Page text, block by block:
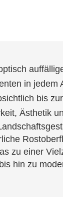
in jedem
bis
Ästhetik
zu einer
hin zu